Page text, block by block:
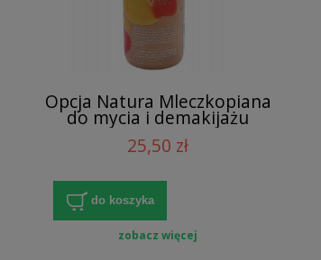
Opcja Natura Mleczkopiana
do mycia i demakijażu
twarzy
25,50 zł
do koszyka
zobacz więcej